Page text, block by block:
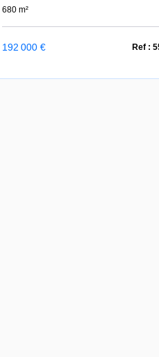
680 m²
192 000 € Ref :